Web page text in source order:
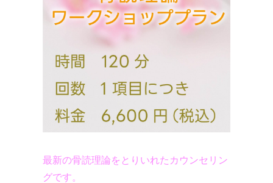
最新の骨読理論をとりいれたカウンセリン
グです。